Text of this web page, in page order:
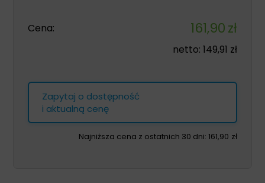
Cena: 161,90zł
netto: 149,91 zł
Zapytaj o dostępność
i aktualną cenę
Najniższa cena z ostatnich 30 dni: 161,90 zł